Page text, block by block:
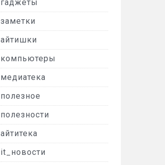
гаджеты
заметки
айтишки
компьютеры
медиатека
полезное
полезности
айтитека
it_новости